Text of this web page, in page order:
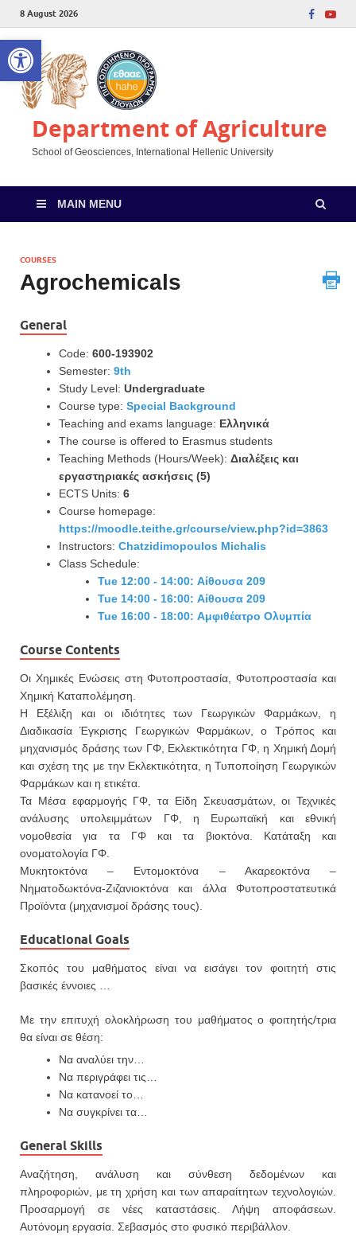
Open toolbar
8 August 2026
Department of Agriculture
School of Geosciences, International Hellenic University
MAIN MENU
COURSES
Agrochemicals
General
Code: 600-193902
Semester: 9th
Study Level: Undergraduate
Course type: Special Background
Teaching and exams language: Ελληνικά
The course is offered to Erasmus students
Teaching Methods (Hours/Week): Διαλέξεις και
εργαστηριακές ασκήσεις (5)
ECTS Units: 6
Course homepage:
https://moodle.teithe.gr/course/view.php?id=3863
Instructors: Chatzidimopoulos Michalis
Class Schedule:
Tue 12:00 - 14:00: Αίθουσα 209
Tue 14:00 - 16:00: Αίθουσα 209
Tue 16:00 - 18:00: Αμφιθέατρο Ολυμπία
Course Contents
Οι Χημικές Ενώσεις στη Φυτοπροστασία, Φυτοπροστασία και
Χημική Καταπολέμηση.
Η Εξέλιξη και οι ιδιότητες των Γεωργικών Φαρμάκων, η
Διαδικασία Έγκρισης Γεωργικών Φαρμάκων, ο Τρόπος και
μηχανισμός δράσης των ΓΦ, Εκλεκτικότητα ΓΦ, η Χημική Δομή
και σχέση της με την Εκλεκτικότητα, η Τυποποίηση Γεωργικών
Φαρμάκων και η ετικέτα.
Τα Μέσα εφαρμογής ΓΦ, τα Είδη Σκευασμάτων, οι Τεχνικές
ανάλυσης υπολειμμάτων ΓΦ, η Ευρωπαϊκή και εθνική
νομοθεσία για τα ΓΦ και τα βιοκτόνα. Κατάταξη και
ονοματολογία ΓΦ.
Μυκητοκτόνα – Εντομοκτόνα – Ακαρεοκτόνα –
Νηματοδωκτόνα-Ζιζανιοκτόνα και άλλα Φυτοπροστατευτικά
Προϊόντα (μηχανισμοί δράσης τους).
Educational Goals
Σκοπός του μαθήματος είναι να εισάγει τον φοιτητή στις
βασικές έννοιες …
Με την επιτυχή ολοκλήρωση του μαθήματος ο φοιτητής/τρια
θα είναι σε θέση:
Να αναλύει την…
Να περιγράφει τις…
Να κατανοεί το…
Να συγκρίνει τα…
General Skills
Αναζήτηση, ανάλυση και σύνθεση δεδομένων και
πληροφοριών, με τη χρήση και των απαραίτητων τεχνολογιών.
Προσαρμογή σε νέες καταστάσεις. Λήψη αποφάσεων.
Αυτόνομη εργασία. Σεβασμός στο φυσικό περιβάλλον.